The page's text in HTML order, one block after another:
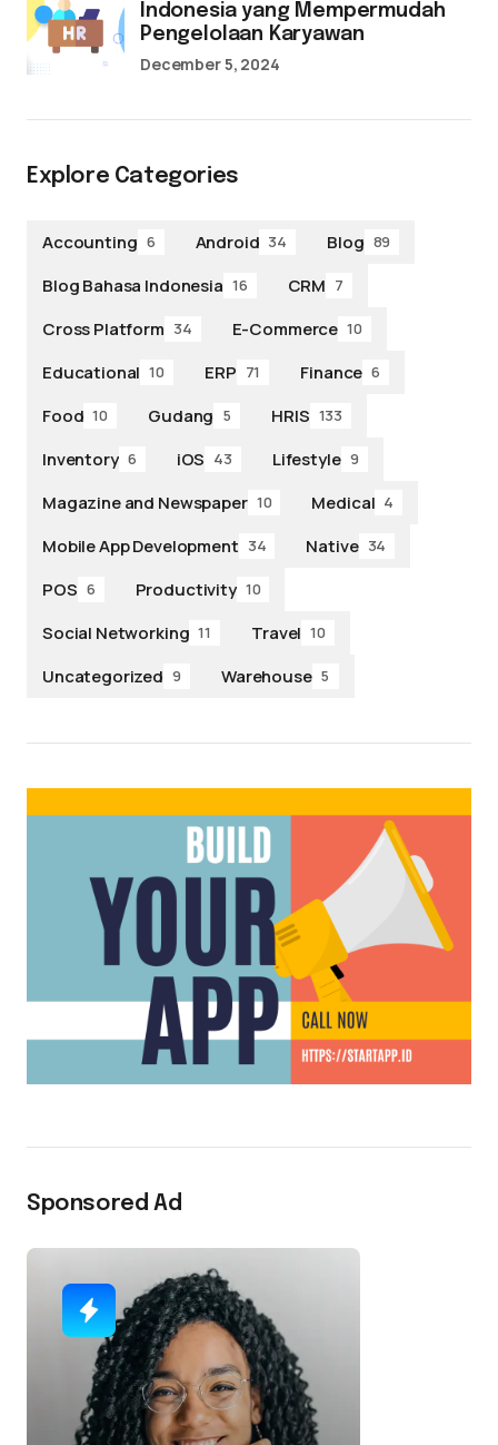
Indonesia yang Mempermudah
Pengelolaan Karyawan
December 5, 2024
Explore Categories
Accounting 6 Android 34 Blog 89
Blog Bahasa Indonesia 16 CRM 7
Cross Platform 34 E-Commerce 10
Educational 10 ERP 71 Finance 6
Food 10 Gudang 5 HRIS 133
Inventory 6 iOS 43 Lifestyle 9
Magazine and Newspaper 10 Medical 4
Mobile App Development 34 Native 34
POS 6 Productivity 10
Social Networking 11 Travel 10
Uncategorized 9 Warehouse 5
Sponsored Ad